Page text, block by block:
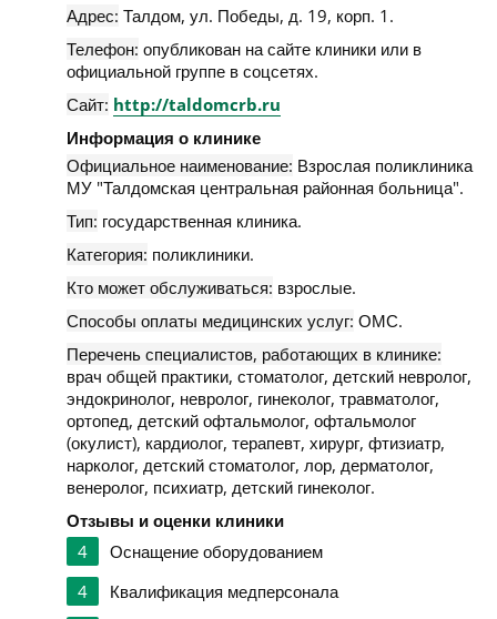
Адрес: Талдом, ул. Победы, д. 19, корп. 1 .
Телефон: опубликован на сайте клиники или в
официальной группе в соцсетях.
Сайт: http://taldomcrb.ru
Информация о клинике
Официальное наименование: Взрослая поликлиника
МУ "Талдомская центральная районная больница".
Тип: государственная клиника.
Категория: поликлиники.
Кто может обслуживаться: взрослые.
Способы оплаты медицинских услуг: ОМС.
Перечень специалистов, работающих в клинике:
врач общей практики, стоматолог, детский невролог,
эндокринолог, невролог, гинеколог, травматолог,
ортопед, детский офтальмолог, офтальмолог
(окулист), кардиолог, терапевт, хирург, фтизиатр,
нарколог, детский стоматолог, лор, дерматолог,
венеролог, психиатр, детский гинеколог.
Отзывы и оценки клиники
4
Оснащение оборудованием
4
Квалификация медперсонала